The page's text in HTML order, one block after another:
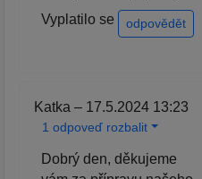
Vyplatilo se
odpovědět
Katka – 17.5.2024 13:23
1 odpoveď rozbalit
Dobrý den, děkujeme